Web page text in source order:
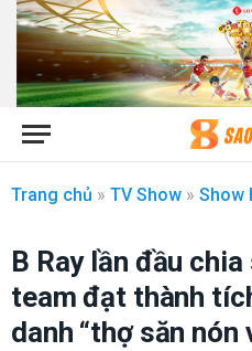
Trang chủ » TV Show » Show
B Ray lần đầu chia
team đạt thành
danh “thợ săn nón